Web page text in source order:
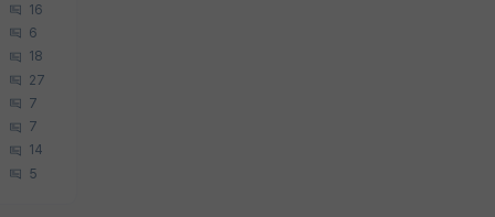
16
6
18
27
7
7
14
5